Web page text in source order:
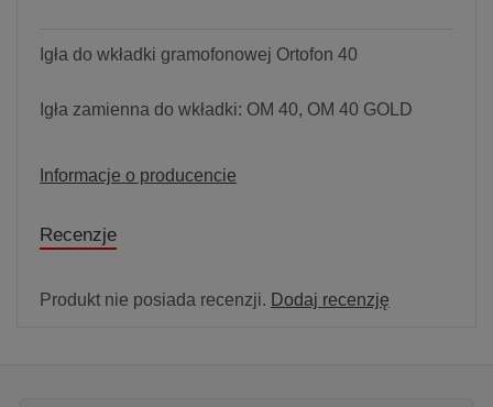
Igła do wkładki gramofonowej Ortofon 40
Igła zamienna do wkładki: OM 40, OM 40 GOLD
Informacje o producencie
Recenzje
Produkt nie posiada recenzji. Dodaj recenzję